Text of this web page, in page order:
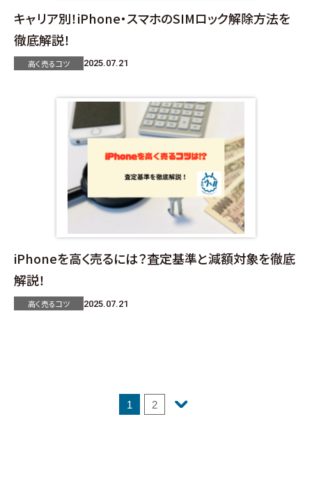
キャリア別！iPhone・スマホのSIMロック解除方法を
徹底解説！
高く売るコツ 2025.07.21
iPhoneを高く売るには？査定基準と減額対象を徹底
解説！
高く売るコツ 2025.07.21
1 2